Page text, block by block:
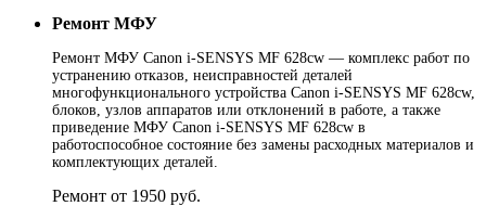
Ремонт МФУ
Ремонт МФУ Canon i-SENSYS MF 628cw — комплекс работ по
устранению отказов, неисправностей деталей
многофункционального устройства Canon i-SENSYS MF 628cw,
блоков, узлов аппаратов или отклонений в работе, а также
приведение МФУ Canon i-SENSYS MF 628cw в
работоспособное состояние без замены расходных материалов и
комплектующих деталей.
Ремонт от 1950 руб.